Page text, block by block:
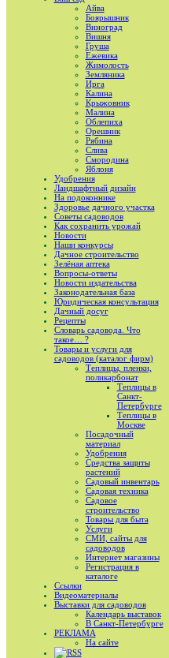
Айва
Боярышник
Виноград
Вишня
Груша
Ежевика
Жимолость
Земляника
Ирга
Калина
Крыжовник
Малина
Облепиха
Орешник
Рябина
Слива
Смородина
Яблоня
Удобрения
Ландшафтный дизайн
На подоконнике
Здоровье дачного участка
Советы садоводов
Как сохранить урожай
Новости
Наши конкурсы
Дачное строительство
Зелёная аптека
Вопросы-ответы
Новости издательства
Законодательная база
Юридическая консультация
Дачный досуг
Рецепты
Словарь садовода. Что
такое… ?
Товары и услуги для
садоводов (каталог фирм)
Теплицы, пленки,
поликарбонат
Теплицы в
Санкт-
Петербурге
Теплицы в
Москве
Посадочный
материал
Удобрения
Средства защиты
растений
Садовый инвентарь
Садовая техника
Садовое
строительство
Товары для быта
Услуги
СМИ, сайты для
садоводов
Интернет магазины
Регистрация в
каталоге
Ссылки
Видеоматериалы
Выставки для садоводов
Календарь выставок
В Санкт-Петербурге
РЕКЛАМА
На сайте
RSS